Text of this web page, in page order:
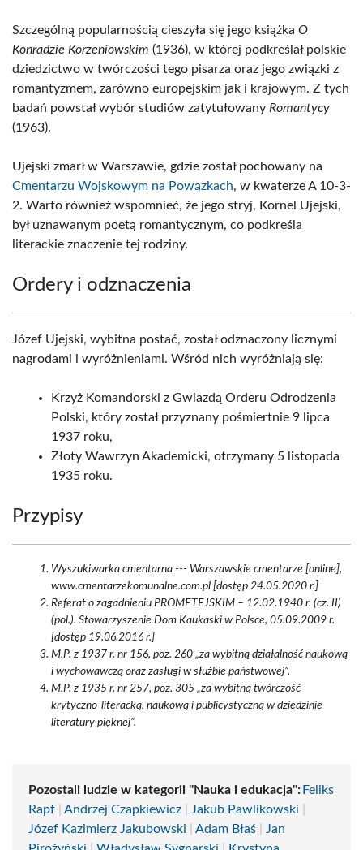
Szczególną popularnością cieszyła się jego książka O
Konradzie Korzeniowskim (1936), w której podkreślał polskie
dziedzictwo w twórczości tego pisarza oraz jego związki z
romantyzmem, zarówno europejskim jak i krajowym. Z tych
badań powstał wybór studiów zatytułowany Romantycy
(1963).
Ujejski zmarł w Warszawie, gdzie został pochowany na
Cmentarzu Wojskowym na Powązkach, w kwaterze A 10-3-
2. Warto również wspomnieć, że jego stryj, Kornel Ujejski,
był uznawanym poetą romantycznym, co podkreśla
literackie znaczenie tej rodziny.
Ordery i odznaczenia
Józef Ujejski, wybitna postać, został odznaczony licznymi
nagrodami i wyróżnieniami. Wśród nich wyróżniają się:
Krzyż Komandorski z Gwiazdą Orderu Odrodzenia
Polski, który został przyznany pośmiertnie 9 lipca
1937 roku,
Złoty Wawrzyn Akademicki, otrzymany 5 listopada
1935 roku.
Przypisy
Wyszukiwarka cmentarna --- Warszawskie cmentarze [online],
www.cmentarzekomunalne.com.pl [dostęp 24.05.2020 r.]
Referat o zagadnieniu PROMETEJSKIM – 12.02.1940 r. (cz. II)
(pol.). Stowarzyszenie Dom Kaukaski w Polsce, 05.09.2009 r.
[dostęp 19.06.2016 r.]
M.P. z 1937 r. nr 156, poz. 260 „za wybitną działalność naukową
i wychowawczą oraz zasługi w służbie państwowej”.
M.P. z 1935 r. nr 257, poz. 305 „za wybitną twórczość
krytyczno-literacką, naukową i publicystyczną w dziedzinie
literatury pięknej”.
Pozostali ludzie w kategorii "Nauka i edukacja": Feliks
Rapf
Andrzej Czapkiewicz Jakub Pawlikowski
Józef Kazimierz Jakubowski
Adam Błaś
Jan